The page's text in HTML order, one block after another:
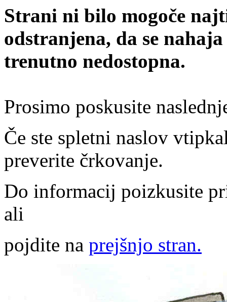
Strani ni bilo mogoče
odstranjena, da se
trenutno nedostopna.
Prosimo poskusite
Če ste spletni naslov
preverite črkovanje.
Do informacij poizkusite
ali
pojdite na prejšnjo stran.